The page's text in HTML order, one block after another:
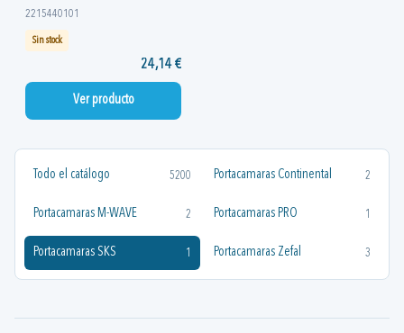
Todo el catálogo 5200 Portacamaras Continental 2
Portacamaras M-WAVE 2 Portacamaras PRO 1
Portacamaras SKS 1 Portacamaras Zefal 3
2215440101
Sin stock
24,14 €
Ver producto